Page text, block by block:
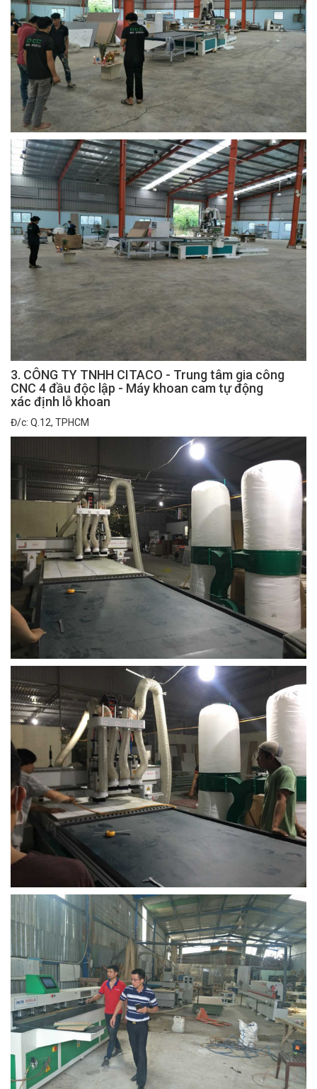
3. CÔNG TY TNHH CITACO - Trung tâm gia công
CNC 4 đầu độc lập - Máy khoan cam tự động
xác định lỗ khoan
Đ/c: Q.12, TPHCM